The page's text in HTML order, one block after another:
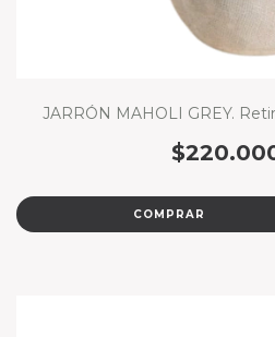
JARRÓN MAHOLI GREY.